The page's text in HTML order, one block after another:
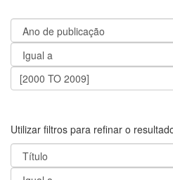
Utilizar filtros para refinar o